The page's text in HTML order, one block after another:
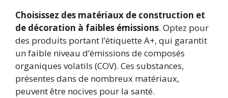
Choisissez des matériaux de construction et
de décoration à faibles émissions. Optez pour
des produits portant l’étiquette A+, qui garantit
un faible niveau d’émissions de composés
organiques volatils (COV). Ces substances,
présentes dans de nombreux matériaux,
peuvent être nocives pour la santé.